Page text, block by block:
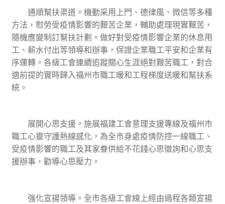
通順幫扶渠道。機動采用上門、德律風、微信等多種
方法，慰勞受疫情影響的艱苦企業，輔助處理現實艱苦，
隨機應變制訂幫扶計劃。做好對受疫情影響企業的休息用
工、薪水付出等領導和辦事，保證企業職工平安和企業有
序運轉。各級工會連續追蹤關心生涯絕對艱苦職工，對合
適前提的實時歸入福州市職工暖和工程梯度送暖和幫扶系
統。
展開心思支援。施展福建工會意理支援專線及福州市
職工心靈守護熱線感化，為全市身處疫情防控一線職工、
受疫情影響的職工及其家眷供給不花錢心思徵詢和心思支
援辦事，勸導心思壓力。
強化宣揚領導。全市各級工會線上經由過程各類宣揚